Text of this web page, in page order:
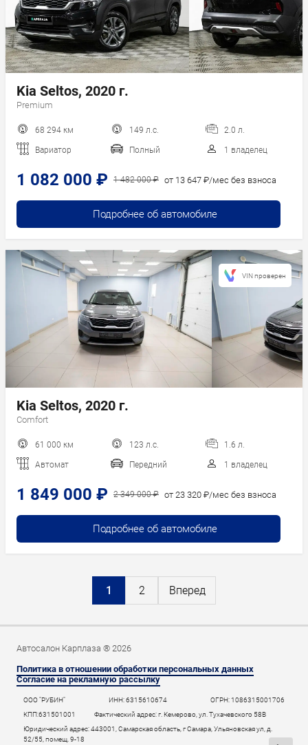
Kia Seltos, 2020 г.
Premium
68 294 км 149 л.с. 2.0 л.
Вариатор Полный 1 владелец
1 082 000 ₽ 1 482 000 ₽ от 13 647 ₽/мес без взноса
Подробнее об автомобиле
Kia Seltos, 2020 г.
Comfort
61 000 км 123 л.с. 1.6 л.
Автомат Передний 1 владелец
1 849 000 ₽ 2 349 000 ₽ от 23 320 ₽/мес без взноса
Подробнее об автомобиле
VIN проверен
1 2 Вперед
Автосалон Карплаза ® 2026
Политика в отношении обработки персональных данных
Согласие на рекламную рассылку
ООО "РУБИН" ИНН: 6315610674
ОГРН: 1086315001706
КПП:631501001
Фактический адрес: г. Кемерово, ул. Тухачевского 58В
Юридический адрес: 443001, Самарская область, г Самара, Ульяновская ул, д.
52/55, помещ. 9-18